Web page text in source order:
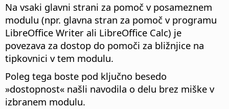
Na vsaki glavni strani za pomoč v posameznem
modulu (npr. glavna stran za pomoč v programu
LibreOffice Writer ali LibreOffice Calc) je
povezava za dostop do pomoči za bližnjice na
tipkovnici v tem modulu.
Poleg tega boste pod ključno besedo
»dostopnost« našli navodila o delu brez miške v
izbranem modulu.